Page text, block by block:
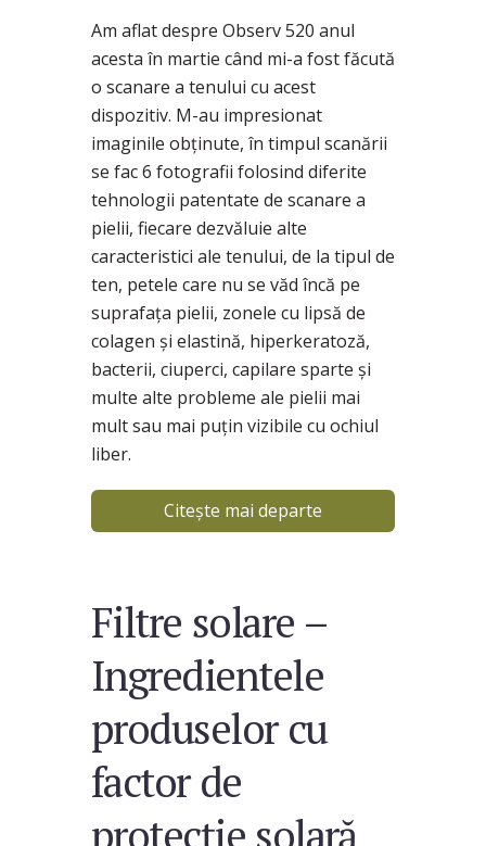
Am aflat despre Observ 520 anul
acesta în martie când mi-a fost făcută
o scanare a tenului cu acest
dispozitiv. M-au impresionat
imaginile obținute, în timpul scanării
se fac 6 fotografii folosind diferite
tehnologii patentate de scanare a
pielii, fiecare dezvăluie alte
caracteristici ale tenului, de la tipul de
ten, petele care nu se văd încă pe
suprafața pielii, zonele cu lipsă de
colagen și elastină, hiperkeratoză,
bacterii, ciuperci, capilare sparte și
multe alte probleme ale pielii mai
mult sau mai puțin vizibile cu ochiul
liber.
Citește mai departe
Filtre solare –
Ingredientele
produselor cu
factor de